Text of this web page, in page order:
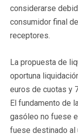
considerarse
consumidor final
receptores.
La propuesta de
oportuna
euros de cuotas y
El fundamento de
gasóleo no fuese
fuese destinado al